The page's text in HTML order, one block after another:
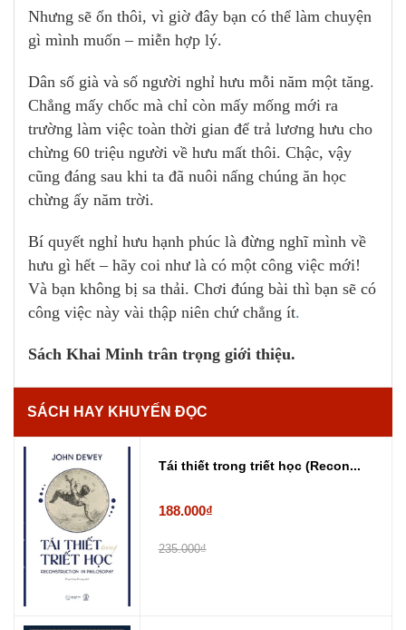
Nhưng sẽ ổn thôi, vì giờ đây bạn có thể làm chuyện
gì mình muốn – miễn hợp lý.
Dân số già và số người nghỉ hưu mỗi năm một tăng.
Chẳng mấy chốc mà chỉ còn mấy mống mới ra
trường làm việc toàn thời gian để trả lương hưu cho
chừng 60 triệu người về hưu mất thôi. Chậc, vậy
cũng đáng sau khi ta đã nuôi nấng chúng ăn học
chừng ấy năm trời.
Bí quyết nghỉ hưu hạnh phúc là đừng nghĩ mình về
hưu gì hết – hãy coi như là có một công việc mới!
Và bạn không bị sa thải. Chơi đúng bài thì bạn sẽ có
công việc này vài thập niên chứ chẳng ít.
Sách Khai Minh trân trọng giới thiệu.
SÁCH HAY KHUYẾN ĐỌC
Tái thiết trong triết học (Recon...
188.000₫
235.000₫